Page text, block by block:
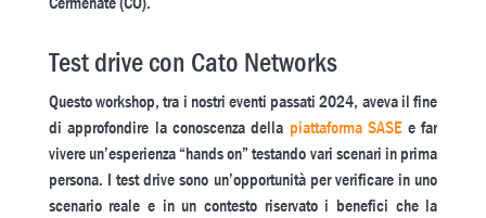
Test drive con Cato Networks
Questo workshop, tra i nostri eventi passati 2024, aveva il fine
di approfondire la conoscenza della piattaforma SASEe far
vivere un’esperienza “hands on” testando vari scenari in prima
persona. I test drive sono un’opportunità per verificare in uno
scenario reale e in un contesto riservato i benefici che la